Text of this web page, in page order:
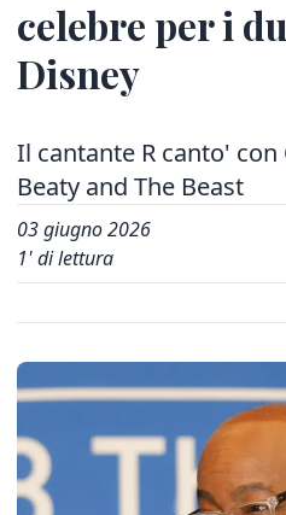
celebre per i
Disney
Il cantante R canto' con
Beaty and The Beast
03 giugno 2026
1' di lettura